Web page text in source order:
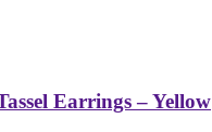
Earrings – Yellow